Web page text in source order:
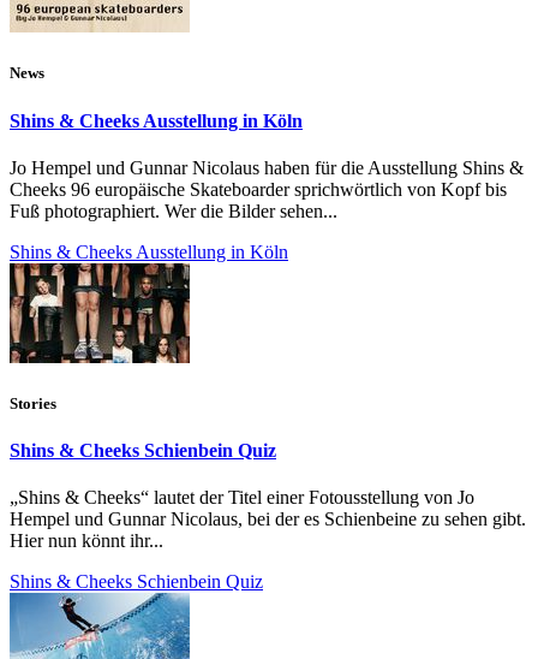
News
Shins & Cheeks Ausstellung in Köln
Jo Hempel und Gunnar Nicolaus haben für die Ausstellung Shins &
Cheeks 96 europäische Skateboarder sprichwörtlich von Kopf bis
Fuß photographiert. Wer die Bilder sehen...
Shins & Cheeks Ausstellung in Köln
Stories
Shins & Cheeks Schienbein Quiz
„Shins & Cheeks“ lautet der Titel einer Fotousstellung von Jo
Hempel und Gunnar Nicolaus, bei der es Schienbeine zu sehen gibt.
Hier nun könnt ihr...
Shins & Cheeks Schienbein Quiz